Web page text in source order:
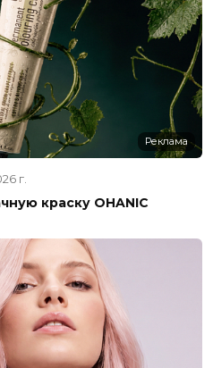
Реклама
г.
краску OHANIC